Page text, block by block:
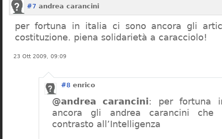
#7 andrea carancini
per fortuna in italia ci sono ancora gli
costituzione. piena solidarietà a caracciolo!
23 Ott 2009, 09:09
#8 enrico
@andrea carancini: per fortuna
ancora gli andrea carancini
contrasto all’Intelligenza